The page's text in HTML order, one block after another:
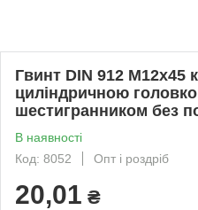
Гвинт DIN 912 М12х45
циліндричною
шестигранником без
В наявності
Код: 8052
Опт і роздріб
20,01 ₴